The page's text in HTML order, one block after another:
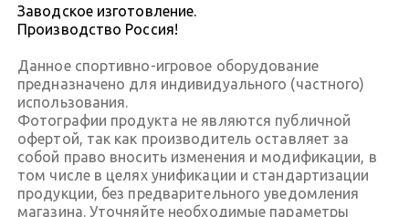
Заводское изготовление.
Производство Россия!
Данное спортивно-игровое оборудование
предназначено для индивидуального (частного)
использования.
Фотографии продукта не являются публичной
офертой, так как производитель оставляет за
собой право вносить изменения и модификации, в
том числе в целях унификации и стандартизации
продукции, без предварительного уведомления
магазина. Уточняйте необходимые параметры